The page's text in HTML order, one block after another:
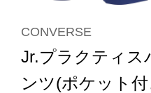
CONVERSE
Jr.プラクティス
ンツ(ポケット